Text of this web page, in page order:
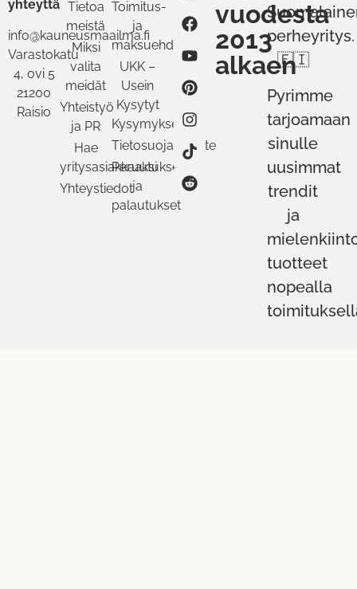
yhteyttä
info@kauneusmaailma.fi
Varastokatu
4, ovi 5
21200
Raisio
Tietoa
meistä
Miksi
valita
meidät
Yhteistyö
ja PR
Hae
yritysasiakkaaksi
Yhteystiedot
Toimitus-
ja
maksuehdot
UKK –
Usein
Kysytyt
Kysymykset
Tietosuojaseloste
Peruutukset
ja
palautukset
vuodesta
2013
alkaen
perheyritys.
🇫🇮
Pyrimme
tarjoamaan
sinulle
uusimmat
trendit
ja
tuotteet
nopealla